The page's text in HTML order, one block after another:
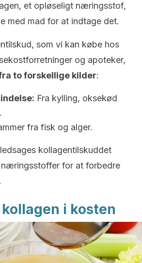
et opløseligt næringsstof,
med mad for at indtage det.
som vi kan købe hos
og apoteker,
to forskellige kilder:
Fra kylling, oksekød
fra fisk og alger.
kollagentilskuddet
for at forbedre
i kosten